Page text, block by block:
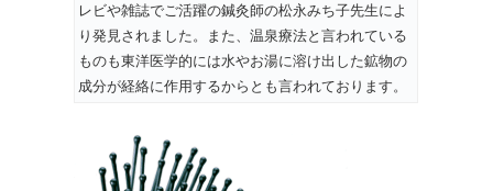
レビや雑誌でご活躍の鍼灸師の松永みち子先生によ
り発見されました。また、温泉療法と言われている
ものも東洋医学的には水やお湯に溶け出した鉱物の
成分が経絡に作用するからとも言われております。